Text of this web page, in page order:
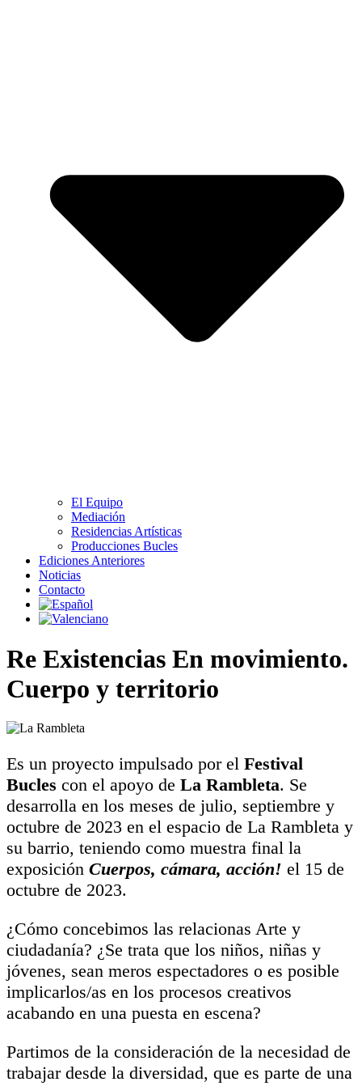
El Equipo
Mediación
Residencias Artísticas
Producciones Bucles
Ediciones Anteriores
Noticias
Contacto
Re Existencias En movimiento.
Cuerpo y territorio
Es un proyecto impulsado por el Festival
Bucles con el apoyo de La Rambleta. Se
desarrolla en los meses de julio, septiembre y
octubre de 2023 en el espacio de La Rambleta y
su barrio, teniendo como muestra final la
exposición Cuerpos, cámara, acción! el 15 de
octubre de 2023.
¿Cómo concebimos las relacionas Arte y
ciudadanía? ¿Se trata que los niños, niñas y
jóvenes, sean meros espectadores o es posible
implicarlos/as en los procesos creativos
acabando en una puesta en escena?
Partimos de la consideración de la necesidad de
trabajar desde la diversidad, que es parte de una